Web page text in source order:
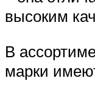
высоким
В
марки